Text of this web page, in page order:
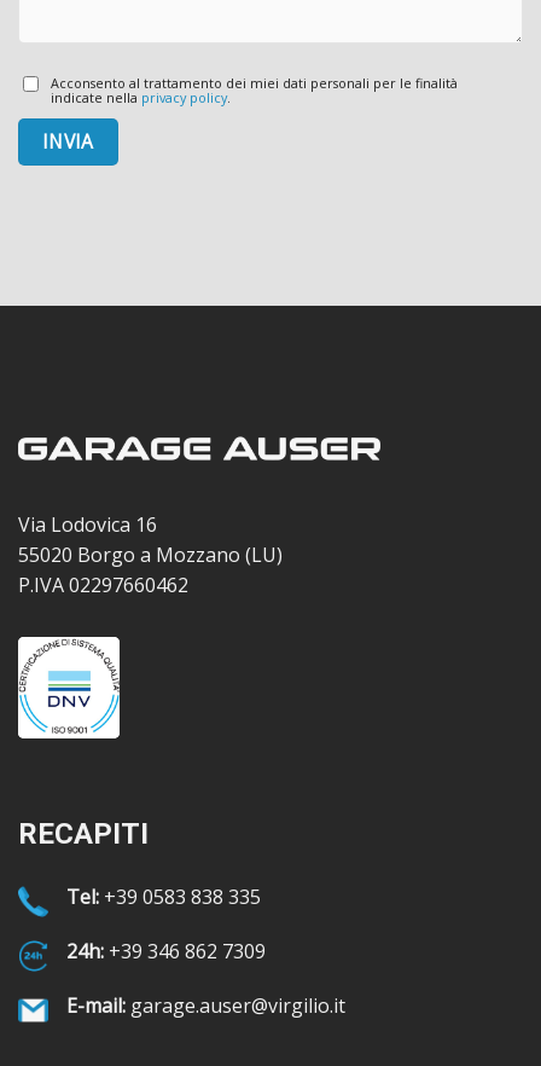
Acconsento al trattamento dei miei dati personali per le finalità
indicate nella privacy policy.
Via Lodovica 16
55020 Borgo a Mozzano (LU)
P.IVA 02297660462
RECAPITI
Tel: +39 0583 838 335
24h: +39 346 862 7309
E-mail: garage.auser@virgilio.it